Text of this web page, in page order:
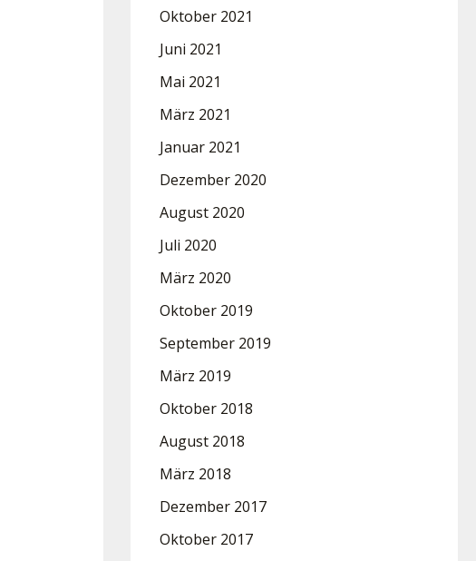
Oktober 2021
Juni 2021
Mai 2021
März 2021
Januar 2021
Dezember 2020
August 2020
Juli 2020
März 2020
Oktober 2019
September 2019
März 2019
Oktober 2018
August 2018
März 2018
Dezember 2017
Oktober 2017